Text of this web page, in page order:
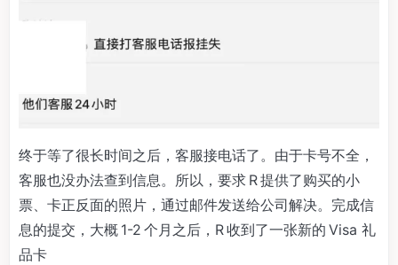
终于等了很长时间之后，客服接电话了。由于卡号不全，
客服也没办法查到信息。所以，要求 R 提供了购买的小
票、卡正反面的照片，通过邮件发送给公司解决。完成信
息的提交，大概 1-2 个月之后，R 收到了一张新的 Visa 礼
品卡